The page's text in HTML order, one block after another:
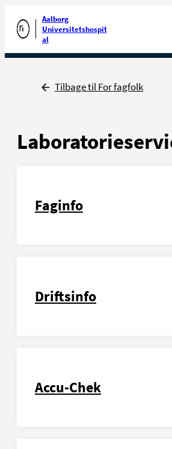
Gå til forsiden
Aalborg
Universitetshospit
al
Tilbage
Tilbage til For fagfolk
Faginfo
Driftsinfo
Accu-Chek